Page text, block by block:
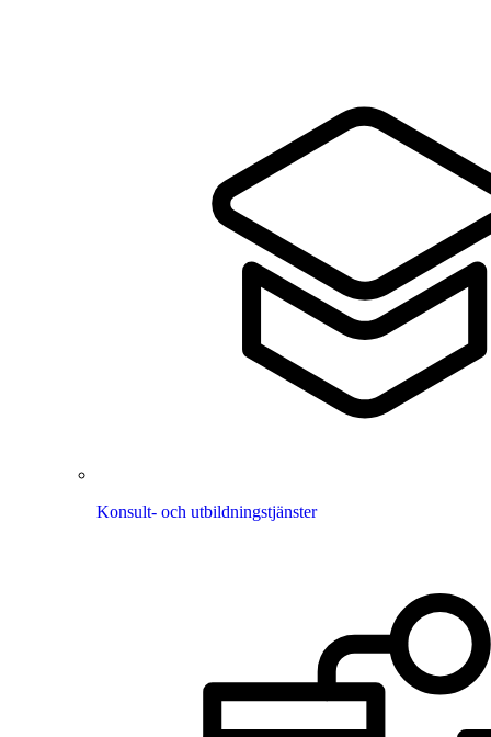
Konsult- och utbildningstjänster